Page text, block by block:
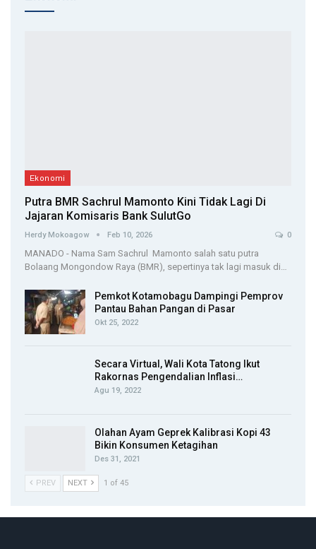
Ekonomi
Putra BMR Sachrul Mamonto Kini Tidak Lagi Di
Jajaran Komisaris Bank SulutGo
Herdy Mokoagow Feb 10, 2026 0
MANADO - Nama Sam Sachrul Mamonto salah satu putra
Bolaang Mongondow Raya (BMR), sepertinya tak lagi masuk di…
Pemkot Kotamobagu Dampingi Pemprov
Pantau Bahan Pangan di Pasar
Okt 25, 2022
Secara Virtual, Wali Kota Tatong Ikut
Rakornas Pengendalian Inflasi…
Agu 19, 2022
Olahan Ayam Geprek Kalibrasi Kopi 43
Bikin Konsumen Ketagihan
Des 31, 2021
PREV NEXT 1 of 45